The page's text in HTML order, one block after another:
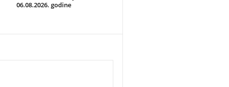
06.08.2026. godine